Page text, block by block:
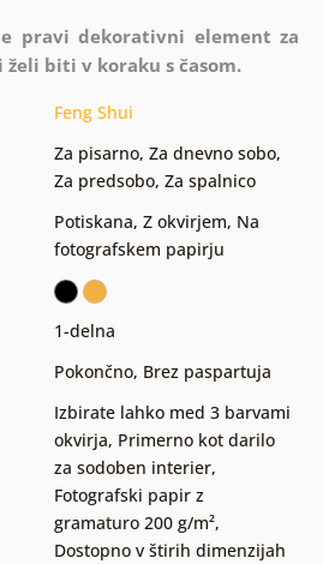
pravi dekorativni element za
želi biti v koraku s časom.
Feng Shui
Za pisarno, Za dnevno sobo,
Za predsobo, Za spalnico
Potiskana, Z okvirjem, Na
fotografskem papirju
1-delna
Pokončno, Brez paspartuja
Izbirate lahko med 3 barvami
okvirja, Primerno kot darilo
za sodoben interier,
Fotografski papir z
gramaturo 200 g/m²,
Dostopno v štirih dimenzijah